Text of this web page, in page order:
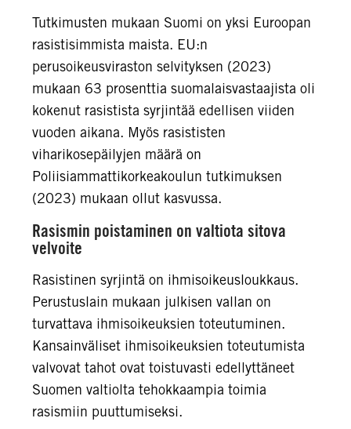
Tutkimusten mukaan Suomi on yksi Euroopan
rasistisimmista maista. EU:n
perusoikeusviraston selvityksen (2023)
mukaan 63 prosenttia suomalaisvastaajista oli
kokenut rasistista syrjintää edellisen viiden
vuoden aikana. Myös rasististen
viharikosepäilyjen määrä on
Poliisiammattikorkeakoulun tutkimuksen
(2023) mukaan ollut kasvussa.
Rasismin poistaminen on valtiota sitova
velvoite
Rasistinen syrjintä on ihmisoikeusloukkaus.
Perustuslain mukaan julkisen vallan on
turvattava ihmisoikeuksien toteutuminen.
Kansainväliset ihmisoikeuksien toteutumista
valvovat tahot ovat toistuvasti edellyttäneet
Suomen valtiolta tehokkaampia toimia
rasismiin puuttumiseksi.